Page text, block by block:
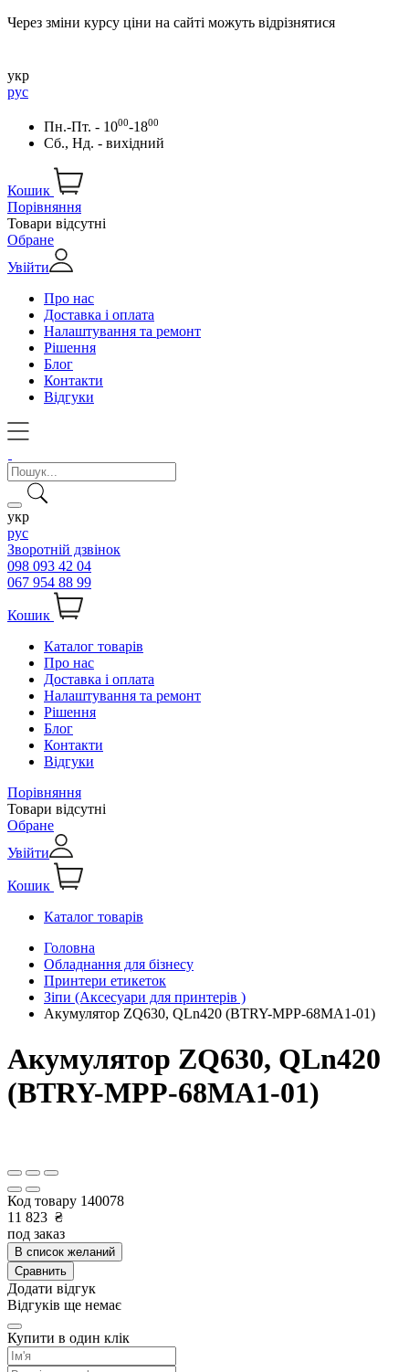
Через зміни курсу ціни на сайті можуть відрізнятися
укр
рус
Пн.-Пт. - 1000-1800
Сб., Нд. - вихідний
Кошик
Порівняння
Товари відсутні
Обране
Увійти
Про нас
Доставка і оплата
Налаштування та ремонт
Рішення
Блог
Контакти
Відгуки
укр
рус
Зворотній дзвінок
098 093 42 04
067 954 88 99
Кошик
Каталог товарів
Про нас
Доставка і оплата
Налаштування та ремонт
Рішення
Блог
Контакти
Відгуки
Порівняння
Товари відсутні
Обране
Увійти
Кошик
Каталог товарів
Головна
Обладнання для бізнесу
Принтери етикеток
Зіпи (Аксесуари для принтерів )
Акумулятор ZQ630, QLn420 (BTRY-MPP-68MA1-01)
Акумулятор ZQ630, QLn420
(BTRY-MPP-68MA1-01)
Код товару 140078
11 823 ₴
под заказ
В список желаний
Сравнить
Додати відгук
Відгуків ще немає
Купити в один клік